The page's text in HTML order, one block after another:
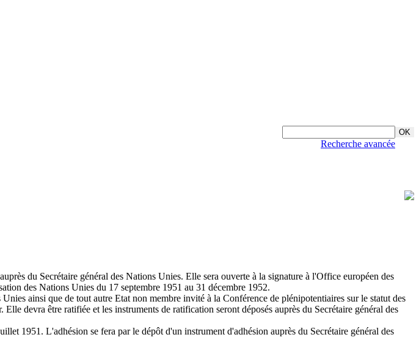
Recherche avancée
du Secrétaire général des Nations Unies. Elle sera ouverte à la signature à l'Office européen des
des Nations Unies du 17 septembre 1951 au 31 décembre 1952.
ainsi que de tout autre Etat non membre invité à la Conférence de plénipotentiaires sur le statut des
devra être ratifiée et les instruments de ratification seront déposés auprès du Secrétaire général des
1951. L'adhésion se fera par le dépôt d'un instrument d'adhésion auprès du Secrétaire général des